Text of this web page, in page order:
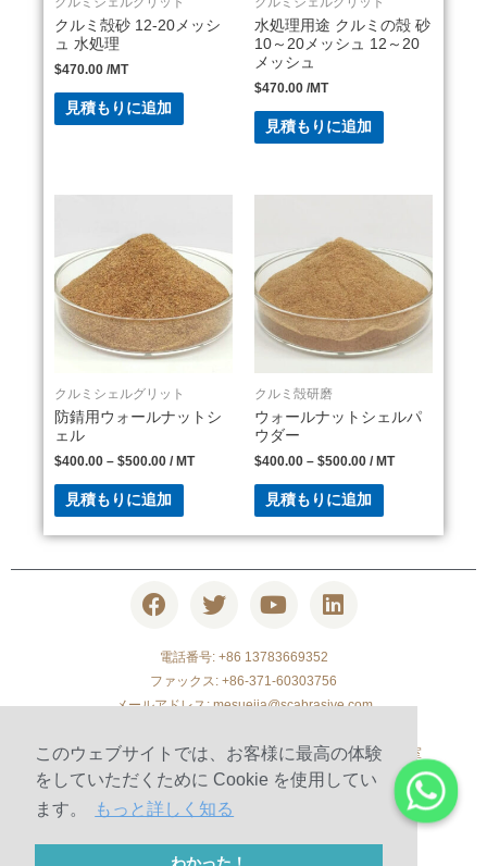
このウェブサイトでは、お客様に最高の体験
をしていただくために Cookie を使用してい
ます。
もっと詳しく知る
クルミ殻砂 12-20メッシ
ュ 水処理
$470.00 /MT
見積もりに追加
水処理用途 クルミの殻 砂
10～20メッシュ 12～20
メッシュ
$470.00 /MT
見積もりに追加
クルミシェルグリット
防錆用ウォールナットシ
ェル
$400.00 – $500.00 / MT
見積もりに追加
クルミ殻研磨
ウォールナットシェルパ
ウダー
$400.00 – $500.00 / MT
見積もりに追加
© 2010-2020 河南四城研磨技術有限公司 著作権
電話番号: +86 13783669352
ファックス: +86-371-60303756
メールアドレス:mesuejia@scabrasive.com
中国、鄭州市、松山南路、雅新タイムズスクエア、1903号室